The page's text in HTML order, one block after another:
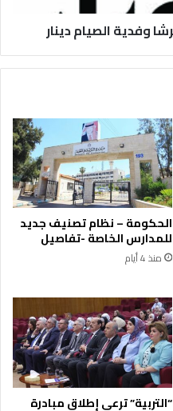
الحكومة – نظام تصنيف جديد
للمدارس الخاصة -تفاصيل
منذ 4 أيام
“التربية” ترعى إطلاق مبادرة